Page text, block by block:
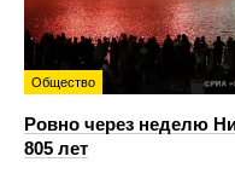
Общество
Ровно через неделю
805 лет